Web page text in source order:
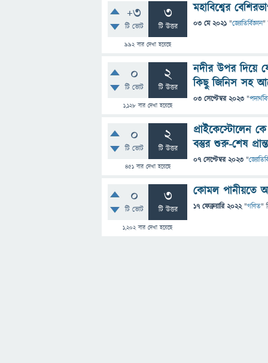
+3
টি ভোট
3
টি উত্তর
992বার দেখা হয়েছে
মহাবিশ্বের
03 মে 2021 "জ্যোতির্বিজ্ঞান"
0
টি ভোট
2
টি উত্তর
1,128বার দেখা হয়েছে
নদীর উপর দিয়ে
কিছু জিনিস সহ
03 সেপ্টেম্বর 2023 "
0
টি ভোট
2
টি উত্তর
451বার দেখা হয়েছে
প্রাইকেস্টোলেন
বস্তুর শুরু-শেষ
07 সেপ্টেম্বর 2023 "
0
টি ভোট
3
টি উত্তর
1,202বার দেখা হয়েছে
কোমল পানীয়তে
17 ফেব্রুয়ারি 2022 "গণিত"